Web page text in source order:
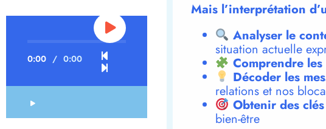
0:00 / 0:00
Mais l’interprétation
Analyser le
situation actuelle
Comprendre
Décoder les
relations et nos
Obtenir des
bien-être